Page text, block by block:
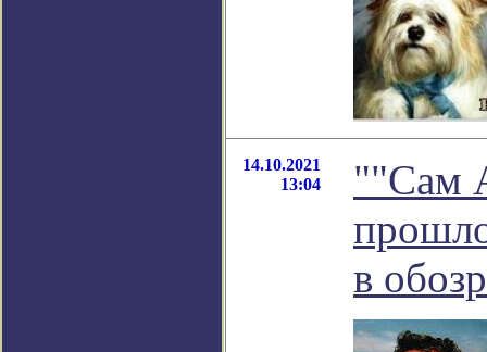
14.10.2021
13:04
""Сам
в